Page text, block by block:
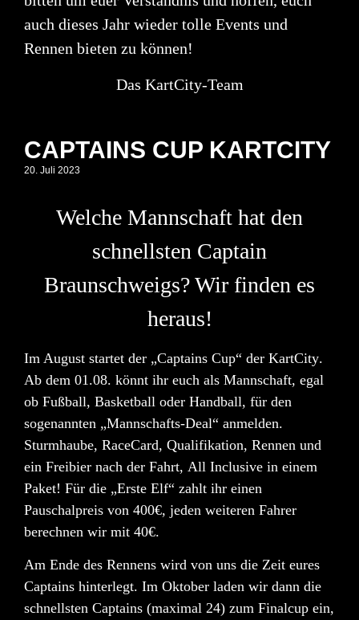
auch dieses Jahr wieder tolle Events und
Rennen bieten zu können!
Das KartCity-Team
CAPTAINS CUP KARTCITY
20. Juli 2023
Welche Mannschaft hat den
schnellsten Captain
Braunschweigs? Wir finden es
heraus!
Im August startet der „Captains Cup“ der KartCity.
Ab dem 01.08. könnt ihr euch als Mannschaft, egal
ob Fußball, Basketball oder Handball, für den
sogenannten „Mannschafts-Deal“ anmelden.
Sturmhaube, RaceCard, Qualifikation, Rennen und
ein Freibier nach der Fahrt, All Inclusive in einem
Paket! Für die „Erste Elf“ zahlt ihr einen
Pauschalpreis von 400€, jeden weiteren Fahrer
berechnen wir mit 40€.
Am Ende des Rennens wird von uns die Zeit eures
Captains hinterlegt. Im Oktober laden wir dann die
schnellsten Captains (maximal 24) zum Finalcup ein,